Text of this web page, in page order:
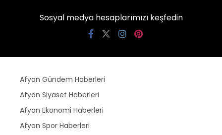
Sosyal medya hesaplarımızı keşfedin
Afyon Gündem Haberleri
Afyon Siyaset Haberleri
Afyon Ekonomi Haberleri
Afyon Spor Haberleri